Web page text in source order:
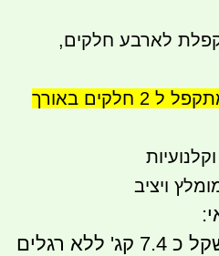
לארבע חלקים,
יש במלאי כעת דגם שמתקפל ל 2 חלקים באורך
רמפה - 90 ס''מ - משקל כ 7.4 קג' ללא רגלים